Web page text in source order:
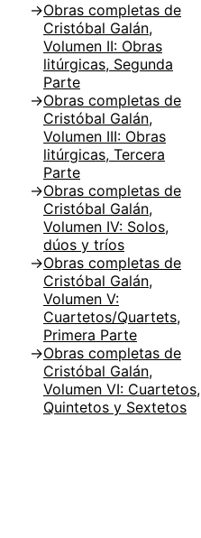
Obras completas de
Cristóbal Galán,
Volumen II: Obras
litúrgicas, Segunda
Parte
Obras completas de
Cristóbal Galán,
Volumen III: Obras
litúrgicas, Tercera
Parte
Obras completas de
Cristóbal Galán,
Volumen IV: Solos,
dúos y tríos
Obras completas de
Cristóbal Galán,
Volumen V:
Cuartetos/Quartets,
Primera Parte
Obras completas de
Cristóbal Galán,
Volumen VI: Cuartetos,
Quintetos y Sextetos